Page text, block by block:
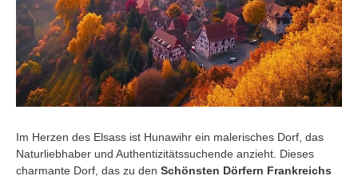
Im Herzen des Elsass ist Hunawihr ein malerisches Dorf, das
Naturliebhaber und Authentizitätssuchende anzieht. Dieses
charmante Dorf, das zu den Schönsten Dörfern Frankreichs